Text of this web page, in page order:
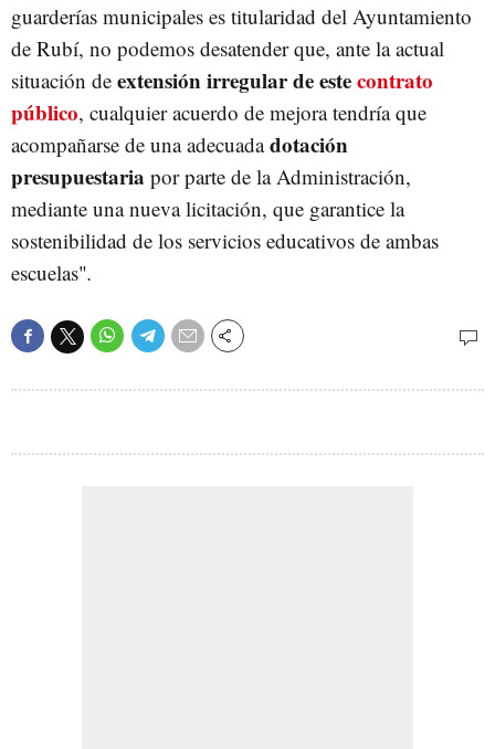
guarderías municipales es titularidad del Ayuntamiento
de Rubí, no podemos desatender que, ante la actual
situación de extensión irregular de estecontrato
público, cualquier acuerdo de mejora tendría que
acompañarse de una adecuadadotación
presupuestaria por parte de la Administración,
mediante una nueva licitación, que garantice la
sostenibilidad de los servicios educativos de ambas
escuelas".